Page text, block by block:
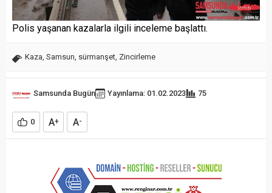
Polis yaşanan kazalarla ilgili inceleme başlattı.
Kaza, Samsun, sürmanşet, Zincirleme
Samsunda Bugün Yayınlama: 01.02.2023 75
0 A+ A-